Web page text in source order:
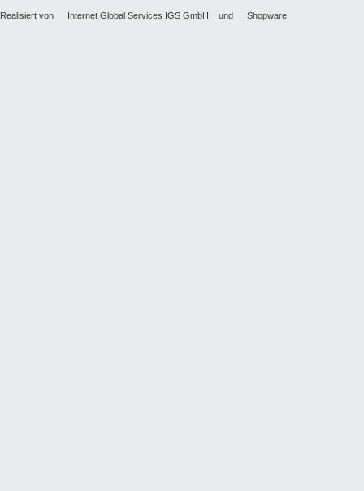
Realisiert von Internet Global Services IGS GmbH und Shopware